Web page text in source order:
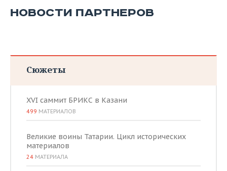
НОВОСТИ ПАРТНЕРОВ
Сюжеты
XVI саммит БРИКС в Казани
499 МАТЕРИАЛОВ
Великие воины Татарии. Цикл исторических
материалов
24 МАТЕРИАЛА